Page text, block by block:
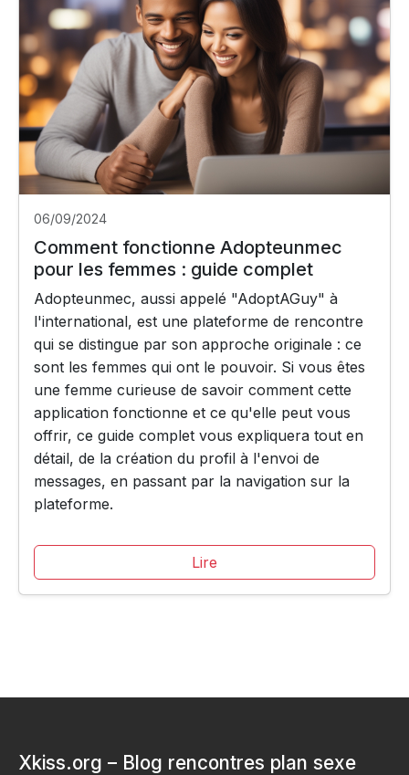
06/09/2024
Comment fonctionne Adopteunmec
pour les femmes : guide complet
Adopteunmec, aussi appelé "AdoptAGuy" à
l'international, est une plateforme de rencontre
qui se distingue par son approche originale : ce
sont les femmes qui ont le pouvoir. Si vous êtes
une femme curieuse de savoir comment cette
application fonctionne et ce qu'elle peut vous
offrir, ce guide complet vous expliquera tout en
détail, de la création du profil à l'envoi de
messages, en passant par la navigation sur la
plateforme.
Lire
Xkiss.org – Blog rencontres plan sexe